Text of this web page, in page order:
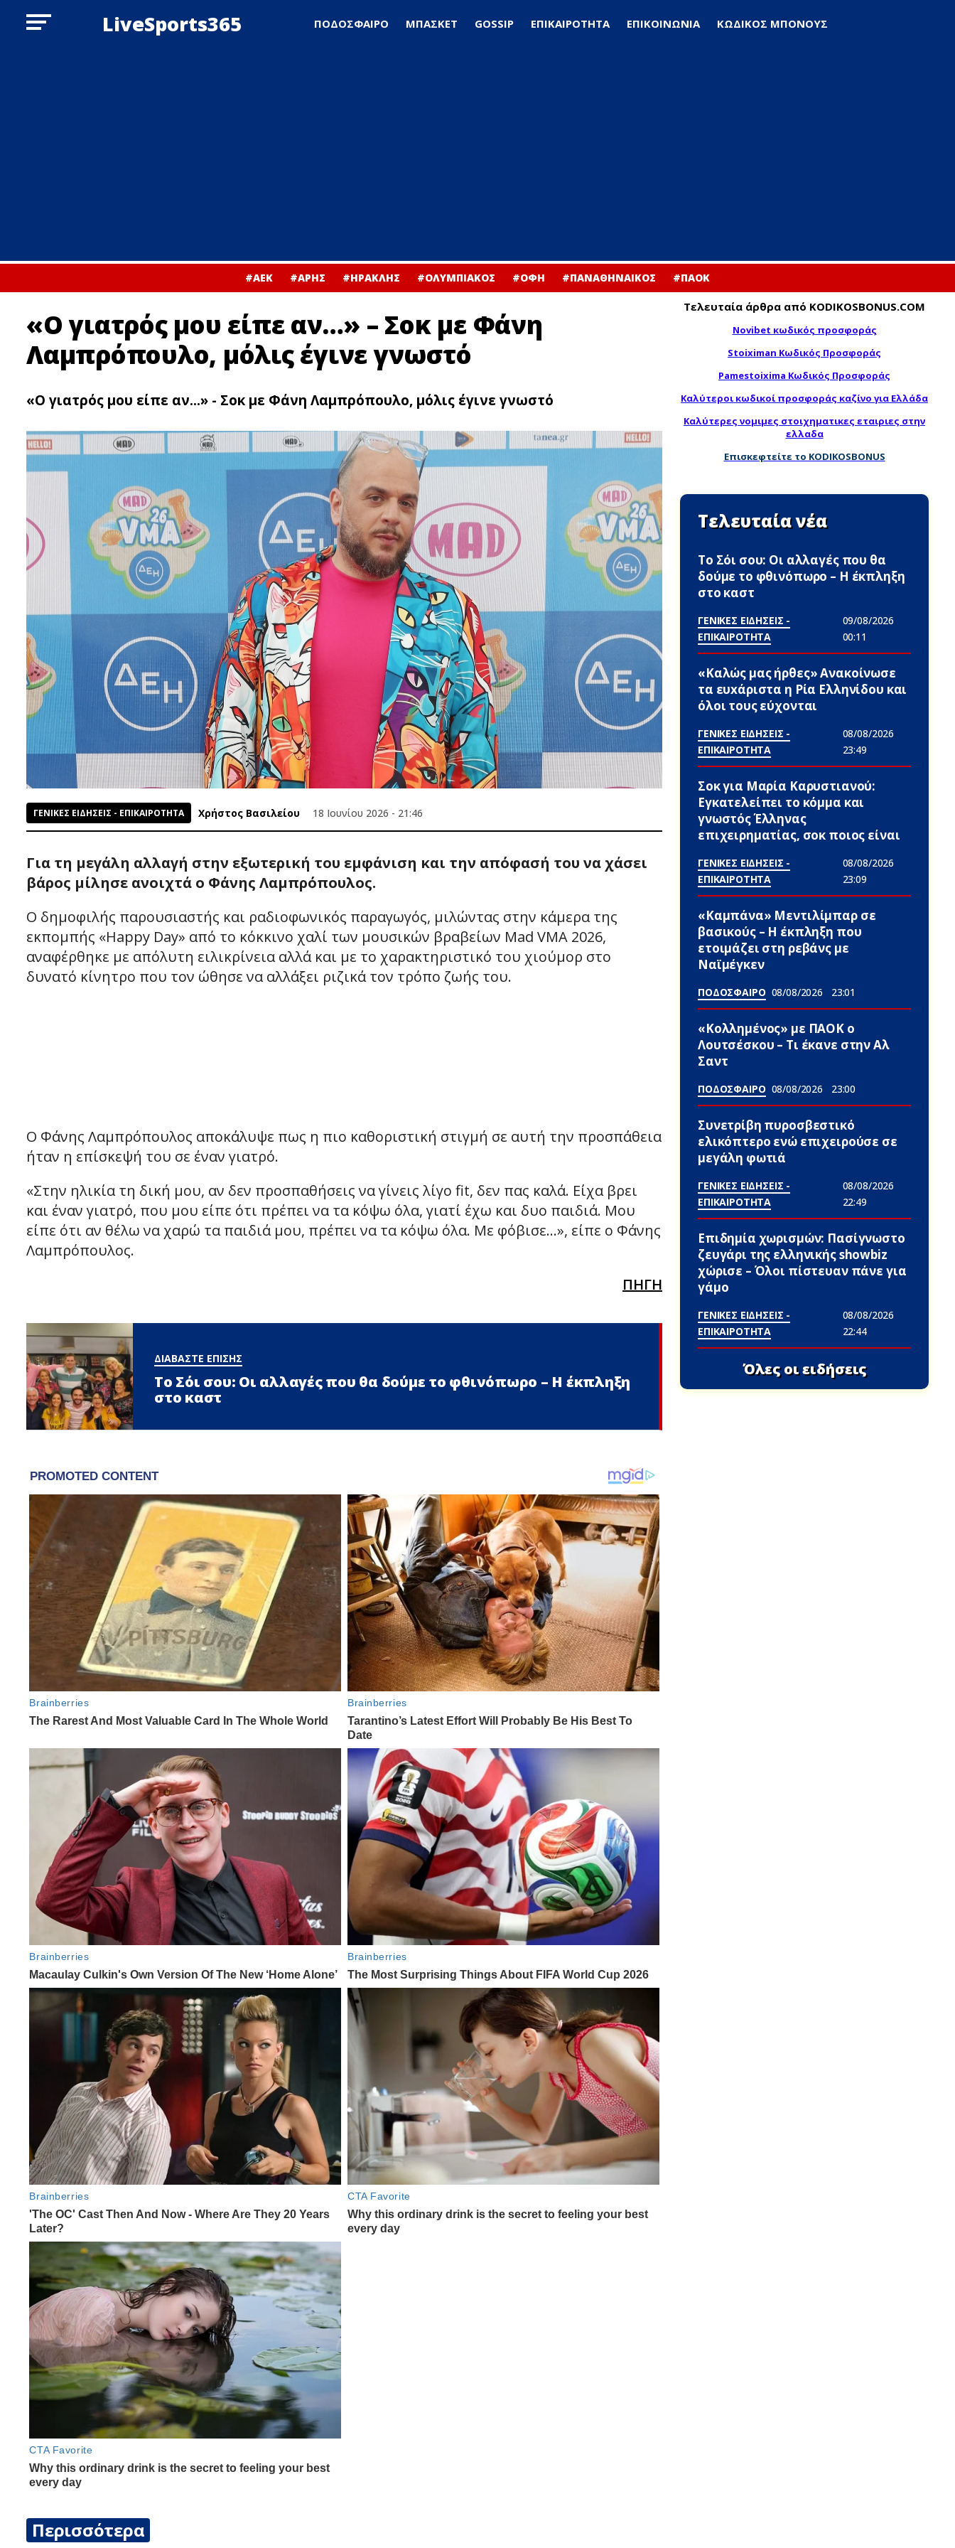
LiveSports365 ΠΟΔΟΣΦΑΙΡΟ ΜΠΑΣΚΕΤ GOSSIP ΕΠΙΚΑΙΡΟΤΗΤΑ ΕΠΙΚΟΙΝΩΝΙΑ ΚΩΔΙΚΟΣ ΜΠΟΝΟΥΣ
#ΑΕΚ #ΑΡΗΣ #ΗΡΑΚΛΗΣ #ΟΛΥΜΠΙΑΚΟΣ #ΟΦΗ #ΠΑΝΑΘΗΝΑΙΚΟΣ #ΠΑΟΚ
«Ο γιατρός μου είπε αν…» – Σoκ με Φάνη
Λαμπρόπουλο, μόλις έγινε γνωστό
«Ο γιατρός μου είπε αν...» - Σoκ με Φάνη Λαμπρόπουλο, μόλις έγινε γνωστό
ΓΕΝΙΚΕΣ ΕΙΔΗΣΕΙΣ - ΕΠΙΚΑΙΡΟΤΗΤΑ Χρήστος Βασιλείου 18 Ιουνίου 2026 - 21:46
Για τη μεγάλη αλλαγή στην εξωτερική του εμφάνιση και την απόφασή του να χάσει
βάρος μίλησε ανοιχτά ο Φάνης Λαμπρόπουλος.
Ο δημοφιλής παρουσιαστής και ραδιοφωνικός παραγωγός, μιλώντας στην κάμερα της
εκπομπής «Happy Day» από το κόκκινο χαλί των μουσικών βραβείων Mad VMA 2026,
αναφέρθηκε με απόλυτη ειλικρίνεια αλλά και με το χαρακτηριστικό του χιούμορ στο
δυνατό κίνητρο που τον ώθησε να αλλάξει ριζικά τον τρόπο ζωής του.
Ο Φάνης Λαμπρόπουλος αποκάλυψε πως η πιο καθοριστική στιγμή σε αυτή την προσπάθεια
ήταν η επίσκεψή του σε έναν γιατρό.
«Στην ηλικία τη δική μου, αν δεν προσπαθήσεις να γίνεις λίγο fit, δεν πας καλά. Είχα βρει
και έναν γιατρό, που μου είπε ότι πρέπει να τα κόψω όλα, γιατί έχω και δυο παιδιά. Μου
είπε ότι αν θέλω να χαρώ τα παιδιά μου, πρέπει να τα κόψω όλα. Με φόβισε…», είπε ο Φάνης
Λαμπρόπουλος.
ΠΗΓΗ
ΔΙΑΒΑΣΤΕ ΕΠΙΣΗΣ
Το Σόι σου: Οι αλλαγές που θα δούμε το φθινόπωρο – Η έκπληξη
στο καστ
Περισσότερα
Τελευταία άρθρα από KODIKOSBONUS.COM
Novibet κωδικός προσφοράς
Stoiximan Κωδικός Προσφοράς
Pamestoixima Κωδικός Προσφοράς
Καλύτεροι κωδικοί προσφοράς καζίνο για Ελλάδα
Καλύτερες νομιμες στοιχηματικες εταιριες στην
ελλαδα
Επισκεφτείτε το KODIKOSBONUS
Τελευταία νέα
Το Σόι σου: Οι αλλαγές που θα
δούμε το φθινόπωρο – Η έκπληξη
στο καστ
ΓΕΝΙΚΕΣ ΕΙΔΗΣΕΙΣ -
ΕΠΙΚΑΙΡΟΤΗΤΑ
09/08/2026
00:11
«Καλώς μας ήρθες» Ανακοίνωσε
τα ευxάριστα η Ρία Ελληνίδου και
όλοι τους εύχονται
ΓΕΝΙΚΕΣ ΕΙΔΗΣΕΙΣ -
ΕΠΙΚΑΙΡΟΤΗΤΑ
08/08/2026
23:49
Σoκ για Μαρία Καρυστιανού:
Εγκατελείπει το κόμμα και
γνωστός Έλληνας
επιχειρηματίας, σoκ ποιος είναι
ΓΕΝΙΚΕΣ ΕΙΔΗΣΕΙΣ -
ΕΠΙΚΑΙΡΟΤΗΤΑ
08/08/2026
23:09
«Καμπάνα» Μεντιλίμπαρ σε
βασικούς – Η έκπληξη που
ετοιμάζει στη ρεβάνς με
Ναϊμέγκεν
ΠΟΔΟΣΦΑΙΡΟ 08/08/2026 23:01
«Κολλημένος» με ΠΑΟΚ ο
Λουτσέσκου – Τι έκανε στην Αλ
Σαντ
ΠΟΔΟΣΦΑΙΡΟ 08/08/2026 23:00
Συνετρίβη πυροσβεστικό
ελικόπτερο ενώ επιχειρούσε σε
μεγάλη φωτιά
ΓΕΝΙΚΕΣ ΕΙΔΗΣΕΙΣ -
ΕΠΙΚΑΙΡΟΤΗΤΑ
08/08/2026
22:49
Επιδημία χωρισμών: Πασίγνωστο
ζευγάρι της ελληνικής showbiz
χώρισε – Όλοι πίστευαν πάνε για
γάμο
ΓΕΝΙΚΕΣ ΕΙΔΗΣΕΙΣ -
ΕΠΙΚΑΙΡΟΤΗΤΑ
08/08/2026
22:44
Όλες οι ειδήσεις